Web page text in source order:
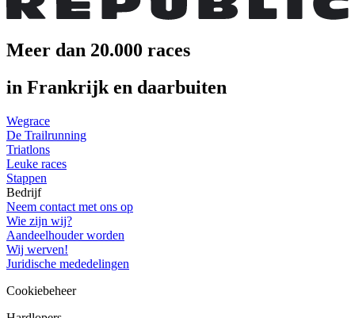
Meer dan 20.000 races
in Frankrijk en daarbuiten
Wegrace
De Trailrunning
Triatlons
Leuke races
Stappen
Bedrijf
Neem contact met ons op
Wie zijn wij?
Aandeelhouder worden
Wij werven!
Juridische mededelingen
Cookiebeheer